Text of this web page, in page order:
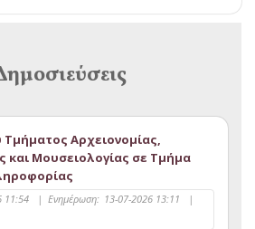
Αρχειονομίας,
και Μουσειολογίας σε Τμήμα
11:54 | Ενημέρωση: 13-07-2026 13:11
|